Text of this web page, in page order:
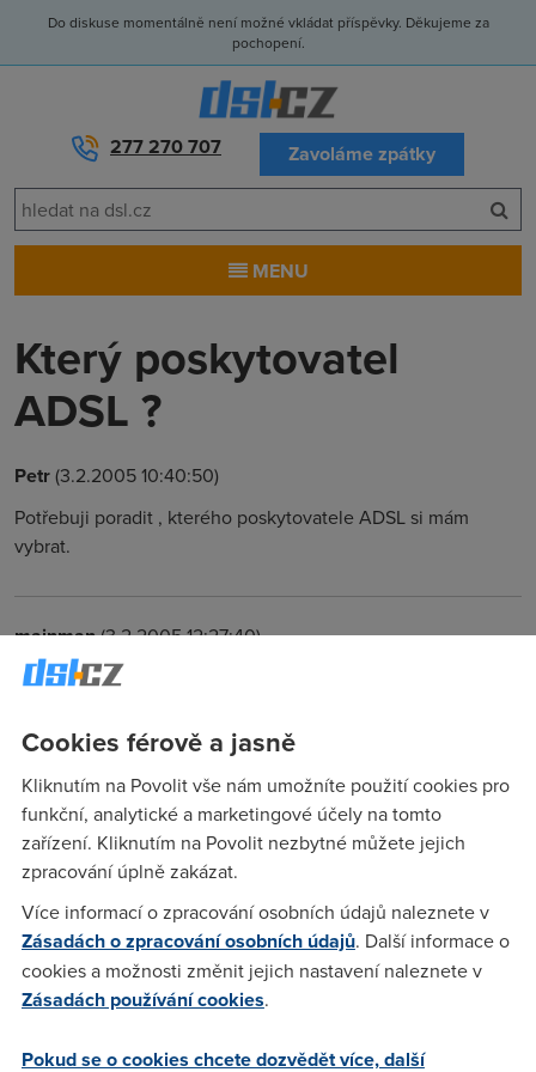
Do diskuse momentálně není možné vkládat příspěvky. Děkujeme za
pochopení.
277 270 707 Zavoláme zpátky
MENU
Který poskytovatel
ADSL ?
Petr(3.2.2005 10:40:50)
Potřebuji poradit , kterého poskytovatele ADSL si mám
vybrat.
mainman(3.2.2005 12:27:40)
taky nevim ... ale docela se mi teď líbí contactel ... 256/128 s
rozumná normálka ... možná do toho pudu ... co na to ostatní
foks(3.2.2005 13:52:55)
taky shanim nakej net...mozna mi vyjde signal wifi site
souseda ale aby nebyl problem se signalem,tak taky uvazuju
o adsl.ten contactel nevypada spatne.
(3.2.2005 15:35:59)
až na tom, že u contactelu zbankrotuju při platbě za data :-( ,
Cookies férově a jasně
Kliknutím na Povolit vše nám umožníte použití cookies pro
funkční, analytické a marketingové účely na tomto
zařízení. Kliknutím na Povolit nezbytné můžete jejich
zpracování úplně zakázat.
Více informací o zpracování osobních údajů naleznete v
Zásadách o zpracování osobních údajů. Další informace o
cookies a možnosti změnit jejich nastavení naleznete v
Zásadách používání cookies.
Pokud se o cookies chcete dozvědět více, další